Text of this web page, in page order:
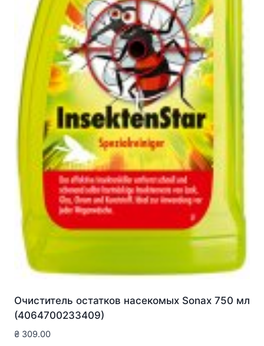
Очиститель остатков насекомых Sonax 750 мл
(4064700233409)
₴ 309.00